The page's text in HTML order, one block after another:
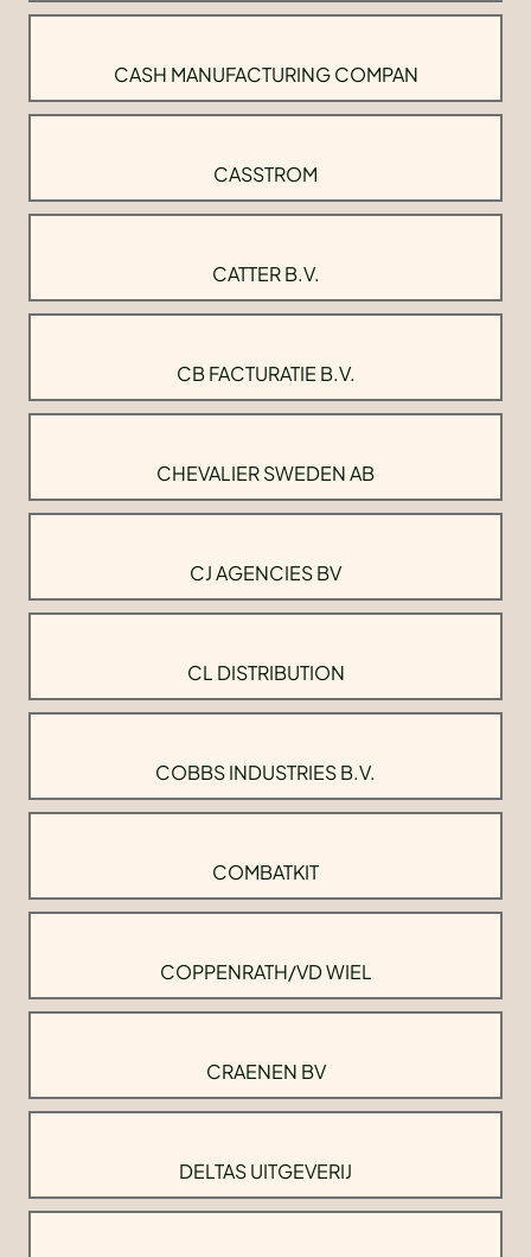
CASH MANUFACTURING COMPAN
CASSTROM
CATTER B.V.
CB FACTURATIE B.V.
CHEVALIER SWEDEN AB
CJ AGENCIES BV
CL DISTRIBUTION
COBBS INDUSTRIES B.V.
COMBATKIT
COPPENRATH/VD WIEL
CRAENEN BV
DELTAS UITGEVERIJ